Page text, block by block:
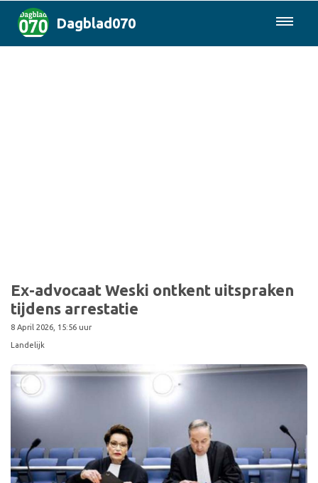
Dagblad070
Ex-advocaat Weski ontkent uitspraken
tijdens arrestatie
8 April 2026, 15:56 uur
Landelijk